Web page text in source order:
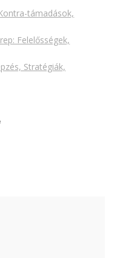
támadások,
Felelősségek,
Stratégiák,